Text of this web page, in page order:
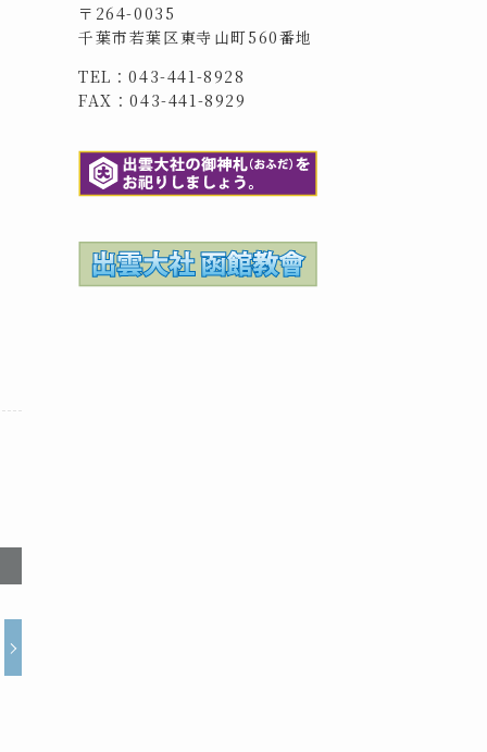
〒264-0035
千葉市若葉区東寺山町560番地
TEL：043-441-8928
FAX：043-441-8929